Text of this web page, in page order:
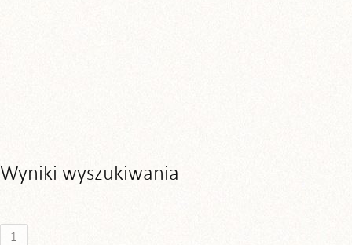
Wyniki wyszukiwania
1